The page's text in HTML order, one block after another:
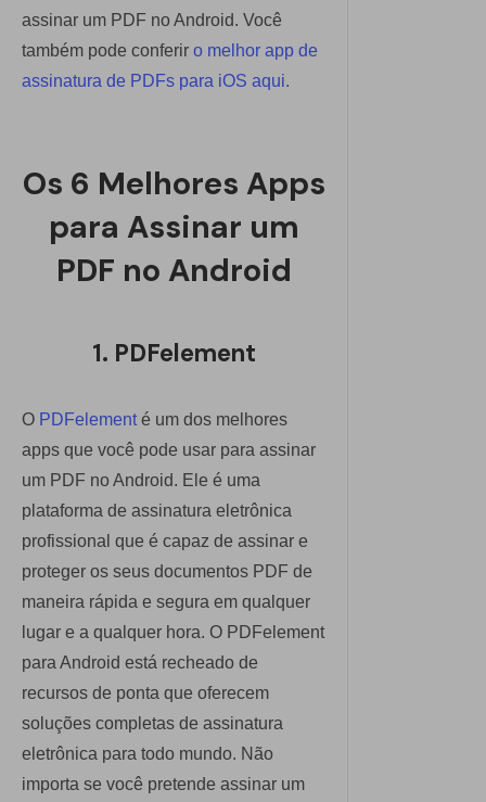
assinar um PDF no Android. Você
também pode conferir o melhor app de
assinatura de PDFs para iOS aqui.
Os 6 Melhores Apps
para Assinar um
PDF no Android
1. PDFelement
O PDFelementé um dos melhores
apps que você pode usar para assinar
um PDF no Android. Ele é uma
plataforma de assinatura eletrônica
profissional que é capaz de assinar e
proteger os seus documentos PDF de
maneira rápida e segura em qualquer
lugar e a qualquer hora. O PDFelement
para Android está recheado de
recursos de ponta que oferecem
soluções completas de assinatura
eletrônica para todo mundo. Não
importa se você pretende assinar um